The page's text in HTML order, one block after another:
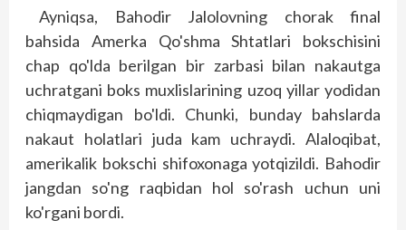
Ayniqsa, Bahodir Jalolovning chorak final
bahsida Amerka Qo'shma Shtatlari bokschisini
chap qo'lda berilgan bir zarbasi bilan nakautga
uchratgani boks muxlislarining uzoq yillar yodidan
chiqmaydigan bo'ldi. Chunki, bunday bahslarda
nakaut holatlari juda kam uchraydi. Alaloqibat,
amerikalik boks­chi shifoxonaga yotqizildi. Bahodir
jangdan so'ng raqbidan hol so'rash uchun uni
ko'rgani bordi.